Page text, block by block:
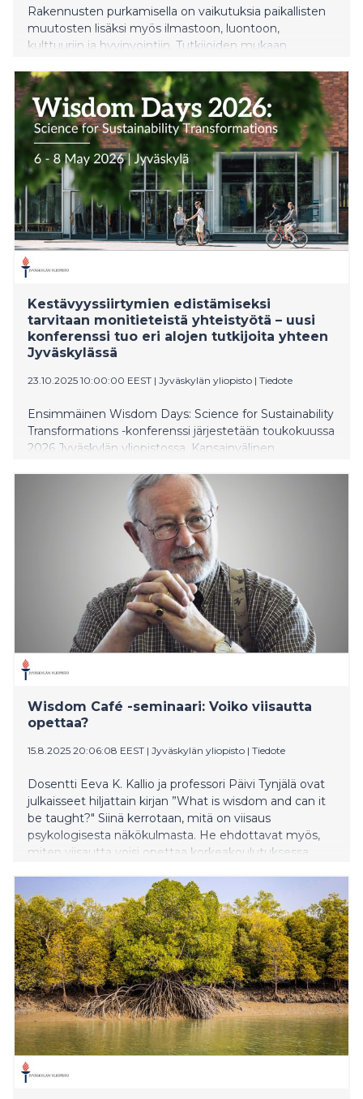
Rakennusten purkamisella on vaikutuksia paikallisten
muutosten lisäksi myös ilmastoon, luontoon,
kulttuuriin ja hyvinvointiin. Tutkijoiden mukaan
siinä, miten rakennettua ympäristöä arvotetaan ja
kehitetään. Kunnilla ja kaupungeilla on ratkaiseva rooli
tässä.
Kestävyyssiirtymien edistämiseksi
tarvitaan monitieteistä yhteistyötä – uusi
konferenssi tuo eri alojen tutkijoita yhteen
Jyväskylässä
23.10.2025 10:00:00 EEST | Jyväskylän yliopisto | Tiedote
Ensimmäinen Wisdom Days: Science for Sustainability
Transformations -konferenssi järjestetään toukokuussa
2026 Jyväskylän yliopistossa. Kansainvälinen
yhteyksien syntymistä eri tieteenalojen ja
organisaatioiden välillä, tavoitteenaan luoda tietoa ja
ratkaisuja kestävyyssiirtymien tueksi.
Wisdom Café -seminaari: Voiko viisautta
opettaa?
15.8.2025 20:06:08 EEST | Jyväskylän yliopisto | Tiedote
Dosentti Eeva K. Kallio ja professori Päivi Tynjälä ovat
julkaisseet hiljattain kirjan ”What is wisdom and can it
be taught?" Siinä kerrotaan, mitä on viisaus
psykologisesta näkökulmasta. He ehdottavat myös,
miten viisautta voisi opettaa korkeakoulutuksessa.
professori Stephen Kemmis ja apulaisprofessori Antti
Saari.